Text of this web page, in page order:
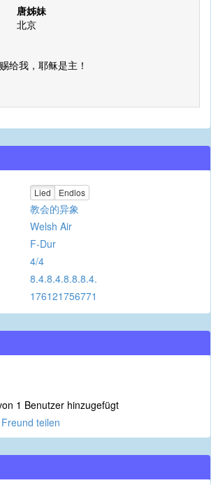
唐姊妹
北京
给我，耶稣是主！
Lied Endlos
教会的异象
Welsh Air
F-Dur
4/4
8.4.8.4.8.8.8.4.
176121756771
1 Benutzer hinzugefügt
teilen